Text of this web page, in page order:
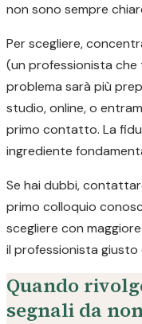
non sono sempre
Per scegliere,
(un professionista
problema sarà più
studio, online, o
primo contatto. La
ingrediente
Se hai dubbi,
primo colloquio
scegliere con
il professionista
Quando
segnali da